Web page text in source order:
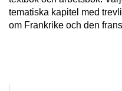
tematiska kapitel med
om Frankrike och den